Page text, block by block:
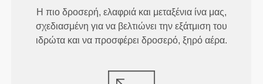
Η πιο δροσερή, ελαφριά και μεταξένια ίνα μας,
σχεδιασμένη για να βελτιώνει την εξάτμιση του
ιδρώτα και να προσφέρει δροσερό, ξηρό αέρα.